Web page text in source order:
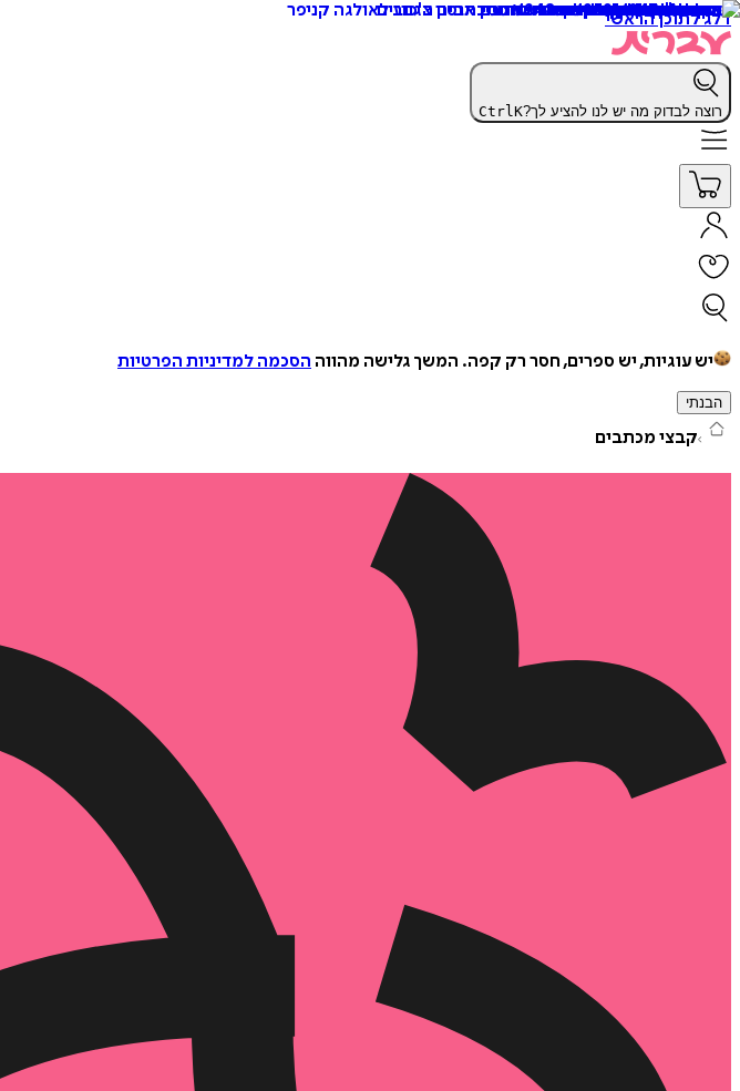
דלג לתוכן הראשי
רוצה לבדוק מה יש לנו להציע לך? CtrlK
יש עוגיות, יש ספרים, חסר רק קפה. המשך גלישה מהווה הסכמה למדיניות הפרטיות
הבנתי
קבצי מכתבים